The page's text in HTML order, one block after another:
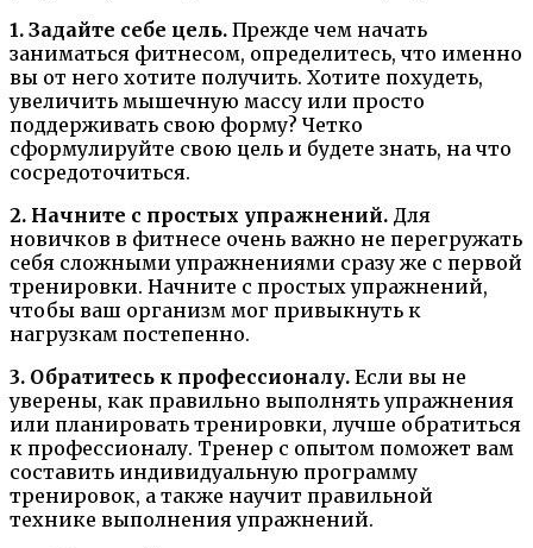
1. Задайте себе цель. Прежде чем начать
заниматься фитнесом, определитесь, что именно
вы от него хотите получить. Хотите похудеть,
увеличить мышечную массу или просто
поддерживать свою форму? Четко
сформулируйте свою цель и будете знать, на что
сосредоточиться.
2. Начните с простых упражнений. Для
новичков в фитнесе очень важно не перегружать
себя сложными упражнениями сразу же с первой
тренировки. Начните с простых упражнений,
чтобы ваш организм мог привыкнуть к
нагрузкам постепенно.
3. Обратитесь к профессионалу. Если вы не
уверены, как правильно выполнять упражнения
или планировать тренировки, лучше обратиться
к профессионалу. Тренер с опытом поможет вам
составить индивидуальную программу
тренировок, а также научит правильной
технике выполнения упражнений.